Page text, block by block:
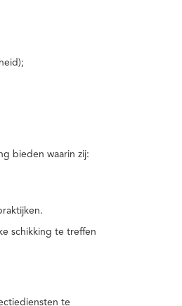
bieden waarin zij:
schikking te treffen
te